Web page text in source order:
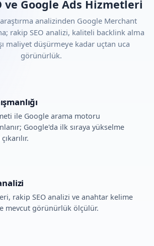
ve Google Ads Hizmetleri
analizinden Google Merchant
rakip SEO analizi, kaliteli backlink alma
maliyet düşürmeye kadar uçtan uca
görünürlük.
ile Google arama motoru
Google'da ilk sıraya yükselme
rakip SEO analizi ve anahtar kelime
mevcut görünürlük ölçülür.